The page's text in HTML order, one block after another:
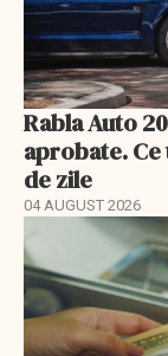
Rabla Auto
aprobate.
de zile
04 AUGUST 2026